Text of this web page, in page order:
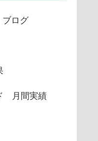
ログ
月間実績